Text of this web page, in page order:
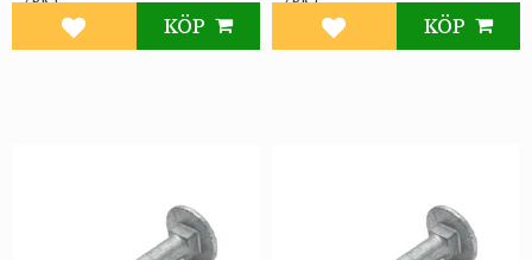
Lägg till i favoriter
KÖP
Lägg till i favoriter
KÖP